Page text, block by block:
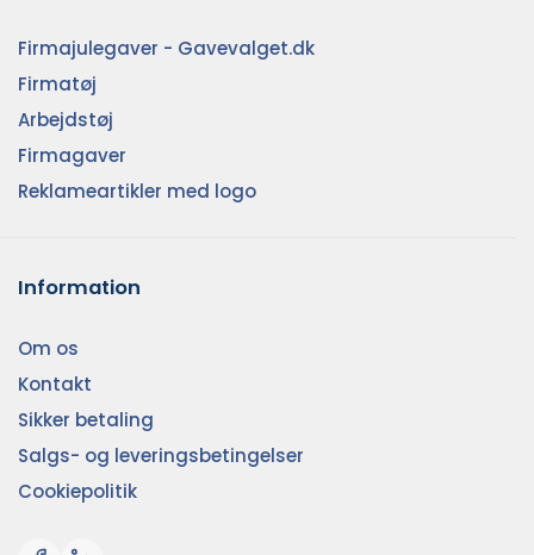
Firmajulegaver - Gavevalget.dk
Firmatøj
Arbejdstøj
Firmagaver
Reklameartikler med logo
Information
Om os
Kontakt
Sikker betaling
Salgs- og leveringsbetingelser
Cookiepolitik